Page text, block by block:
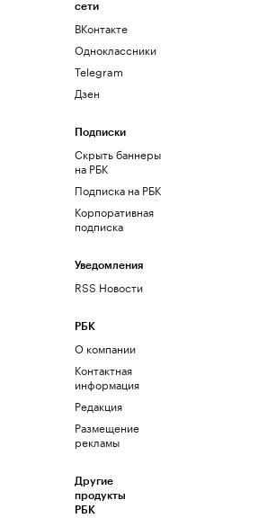
сети
ВКонтакте
Одноклассники
Telegram
Дзен
Подписки
Скрыть баннеры
на РБК
Подписка на РБК
Корпоративная
подписка
Уведомления
RSS Новости
РБК
О компании
Контактная
информация
Редакция
Размещение
рекламы
Другие
продукты
РБК